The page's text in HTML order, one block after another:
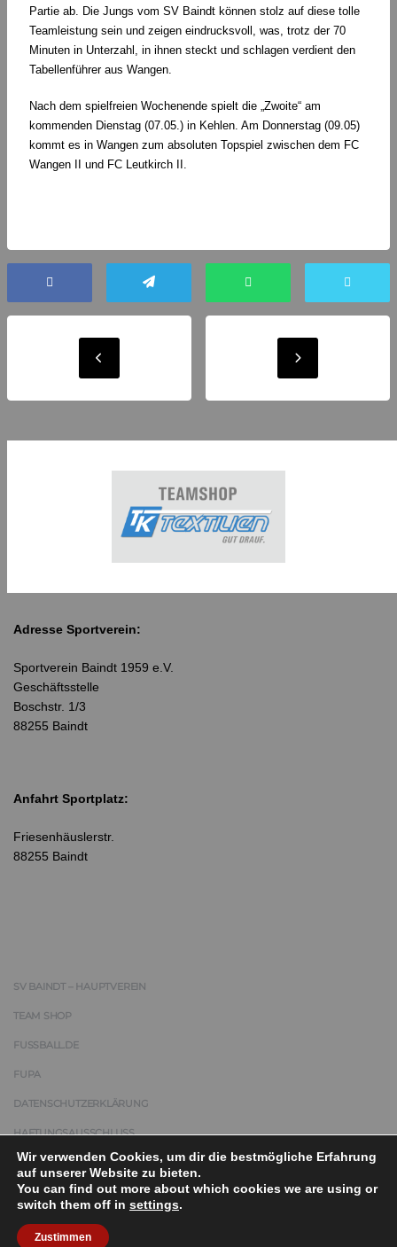
Partie ab. Die Jungs vom SV Baindt können stolz auf diese tolle
Teamleistung sein und zeigen eindrucksvoll, was, trotz der 70
Minuten in Unterzahl, in ihnen steckt und schlagen verdient den
Tabellenführer aus Wangen.
Nach dem spielfreien Wochenende spielt die „Zwoite“ am
kommenden Dienstag (07.05.) in Kehlen. Am Donnerstag (09.05)
kommt es in Wangen zum absoluten Topspiel zwischen dem FC
Wangen II und FC Leutkirch II.
Adresse Sportverein:
Sportverein Baindt 1959 e.V.
Geschäftsstelle
Boschstr. 1/3
88255 Baindt
Anfahrt Sportplatz:
Friesenhäuslerstr.
88255 Baindt
SV BAINDT – HAUPTVEREIN
TEAM SHOP
FUSSBALL.DE
FUPA
DATENSCHUTZERKLÄRUNG
HAFTUNGSAUSSCHLUSS
IMPRESSUM
COPYRIGHT © 2025 | SPORTVEREIN BAINDT 1959 E.V.
Wir verwenden Cookies, um dir die bestmögliche Erfahrung
auf unserer Website zu bieten.
You can find out more about which cookies we are using or
switch them off in settings.
Zustimmen